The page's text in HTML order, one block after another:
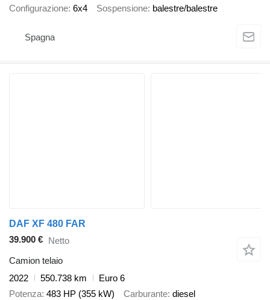
Configurazione 6x4 Sospensione balestre/balestre
Spagna
DAF XF 480 FAR
39.900 € Netto
Camion telaio
2022
550.738 km
Euro 6
Potenza 483 HP (355 kW) Carburante diesel